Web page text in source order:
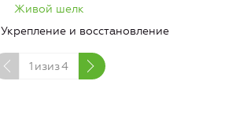
Живой шелк
Укрепление и восстановление
1 изиз4